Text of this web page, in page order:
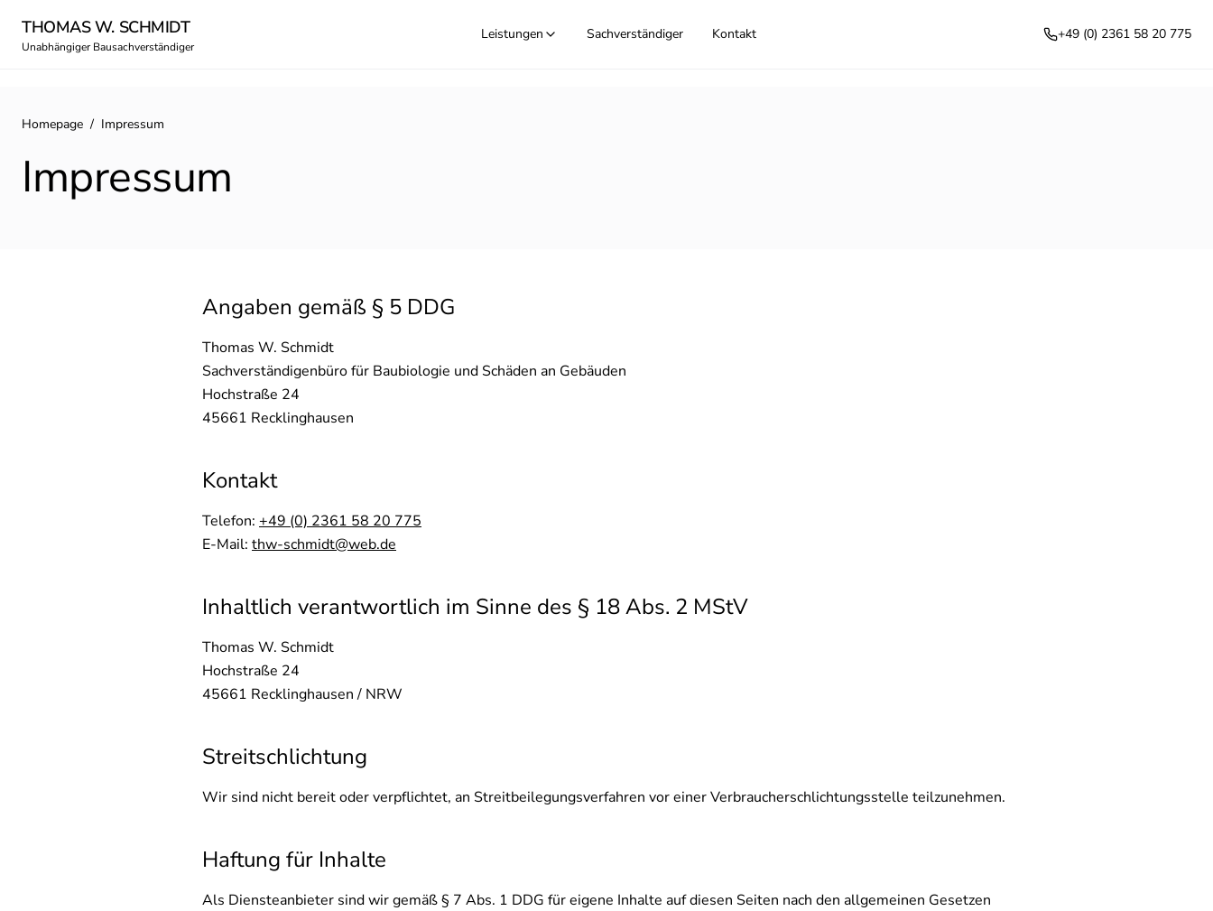
THOMAS W. SCHMIDT
Unabhängiger Bausachverständiger
Leistungen Sachverständiger Kontakt +49 (0) 2361 58 20 775
Homepage / Impressum
Impressum
Angaben gemäß § 5 DDG
Thomas W. Schmidt
Sachverständigenbüro für Baubiologie und Schäden an Gebäuden
Hochstraße 24
45661 Recklinghausen
Kontakt
Telefon: +49 (0) 2361 58 20 775
E-Mail: thw-schmidt@web.de
Inhaltlich verantwortlich im Sinne des § 18 Abs. 2 MStV
Thomas W. Schmidt
Hochstraße 24
45661 Recklinghausen / NRW
Streitschlichtung
Wir sind nicht bereit oder verpflichtet, an Streitbeilegungsverfahren vor einer Verbraucherschlichtungsstelle teilzunehmen.
Haftung für Inhalte
Als Diensteanbieter sind wir gemäß § 7 Abs. 1 DDG für eigene Inhalte auf diesen Seiten nach den allgemeinen Gesetzen